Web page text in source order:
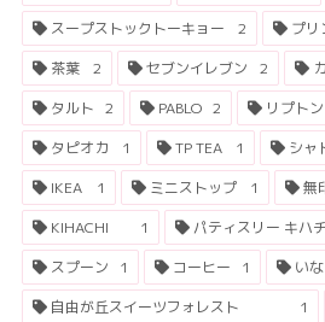
スープストックトーキョー
2 プリ
茶葉
2 セブンイレブン 2
タルト 2 PABLO 2 リプトン
タピオカ
1 TP TEA 1 シャ
IKEA
1 ミニストップ 1 無
KIHACHI
1 パティスリー キハチ
スプーン
1 コーヒー 1 い
自由が丘スイーツフォレスト
1